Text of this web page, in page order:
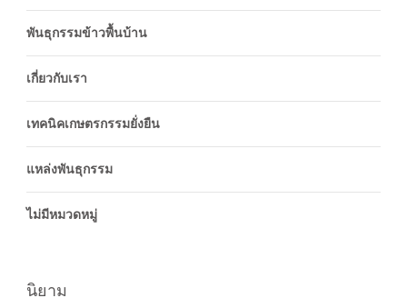
พันธุกรรมข้าวพื้นบ้าน
เกี่ยวกับเรา
เทคนิคเกษตรกรรมยั่งยืน
แหล่งพันธุกรรม
ไม่มีหมวดหมู่
นิยาม